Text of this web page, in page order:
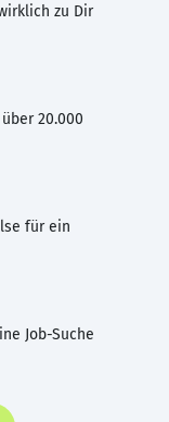
zu Dir
20.000
für ein
Job-Suche